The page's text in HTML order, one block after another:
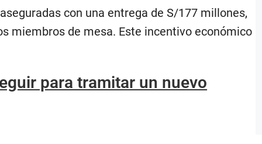
con una entrega de S/177 millones,
miembros de mesa. Este incentivo económico
para tramitar un nuevo